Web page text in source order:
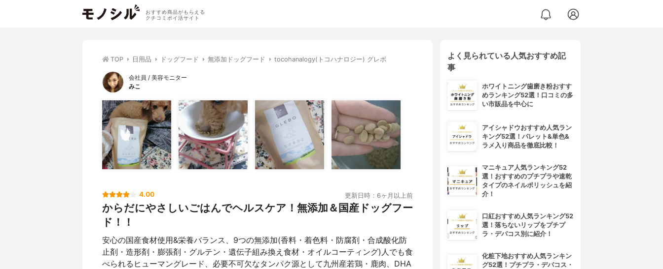
おすすめ商品がもらえる
クチコミポイ活サイト
TOP 日用品 ドッグフード 無添加ドッグフード tocohanalogy(トコハナロジー) グレボ
会社員 / 美容モニター
みこ
4.00 更新日時：6ヶ月以上前
からだにやさしいごはんでヘルスケア！無添加＆国産ドッグフー
ド！！
安心の国産食材使用&栄養バランス、9つの無添加(香料・着色料・防腐剤・合成酸化防
止剤・造形剤・膨張剤・グルテン・遺伝子組み換え食材・オイルコーティング)人でも食
べられるヒューマングレード、必要不可欠なタンパク源として九州産若鶏・鹿肉、DHA
よく見られている人気おすすめ記
事
ホワイトニング歯磨き粉おすす
めランキング52選！口コミの多
い市販品を中心に
アイシャドウおすすめ人気ラン
キング52選！パレット&単色&
ラメ入り商品を徹底比較！
マニキュア人気ランキング52
選！おすすめのプチプラや速乾
タイプのネイルポリッシュを紹
介！
口紅おすすめ人気ランキング52
選！落ちないリップをプチプ
ラ・デパコス別に紹介！
化粧下地おすすめ人気ランキン
グ52選！プチプラ・デパコス・